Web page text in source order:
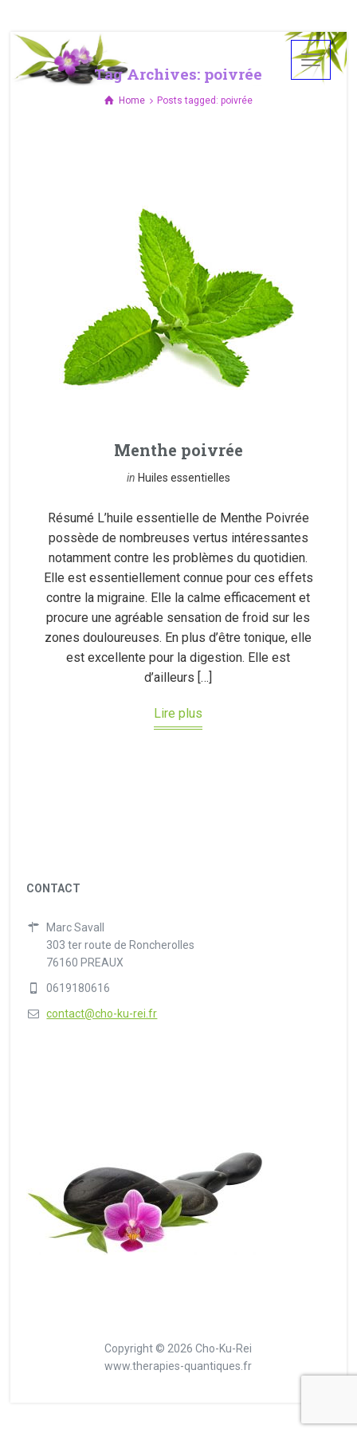
Tag Archives: poivrée
Home Posts tagged: poivrée
Menthe poivrée
in Huiles essentielles
Résumé L’huile essentielle de Menthe Poivrée
possède de nombreuses vertus intéressantes
notamment contre les problèmes du quotidien.
Elle est essentiellement connue pour ces effets
contre la migraine. Elle la calme efficacement et
procure une agréable sensation de froid sur les
zones douloureuses. En plus d’être tonique, elle
est excellente pour la digestion. Elle est
d’ailleurs […]
Lire plus
CONTACT
Marc Savall
303 ter route de Roncherolles
76160 PREAUX
0619180616
contact@cho-ku-rei.fr
Copyright © 2026 Cho-Ku-Rei
www.therapies-quantiques.fr